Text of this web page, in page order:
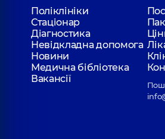
Поліклініки
Стаціонар
Діагностика
Невідкладна допомога
Новини
Медична бібліотека
Вакансії